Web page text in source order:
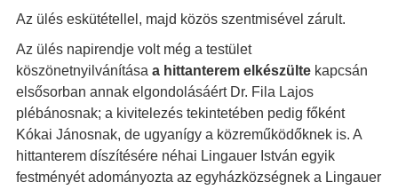
Az ülés eskütétellel, majd közös szentmisével zárult.
Az ülés napirendje volt még a testület
köszönetnyilvánítása a hittanterem elkészültekapcsán
elsősorban annak elgondolásáért Dr. Fila Lajos
plébánosnak; a kivitelezés tekintetében pedig főként
Kókai Jánosnak, de ugyanígy a közreműködőknek is. A
hittanterem díszítésére néhai Lingauer István egyik
festményét adományozta az egyházközségnek a Lingauer